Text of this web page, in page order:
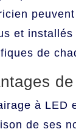
et
de
à
de ses